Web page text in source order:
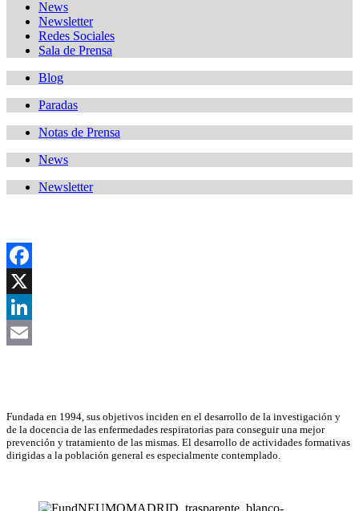
News
Newsletter
Redes Sociales
Sala de Prensa
Blog
Paradas
Notas de Prensa
News
Newsletter
Facebook
X
LinkedIn
Fundada en 1994, sus objetivos inciden en el desarrollo de la investigación y
de la docencia de las enfermedades respiratorias para conseguir una mejor
prevención y tratamiento de las mismas. El desarrollo de actividades formativas
dirigidas a la población general es especialmente contemplado.